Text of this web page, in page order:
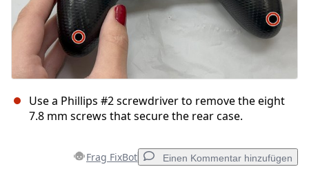
Use a Phillips #2 screwdriver to remove the eight
7.8 mm screws that secure the rear case.
Frag FixBot Einen Kommentar hinzufügen